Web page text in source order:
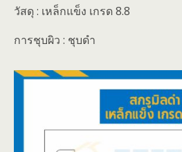
วัสดุ : เหล็กแข็ง เกรด 8.8
การชุบผิว : ชุบดำ